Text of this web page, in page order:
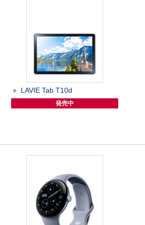
LAVIE Tab T10d
発売中